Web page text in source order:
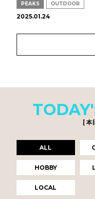
PEAKS OUTDOOR
2025.01.24
[ 本
ALL
HOBBY
LOCAL